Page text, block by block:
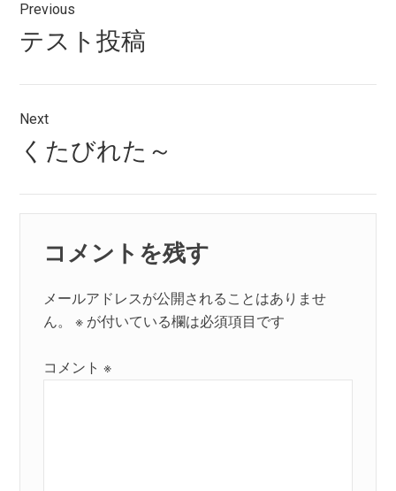
稿
ナ
ビ
ゲ
ー
シ
ョ
ン
Previous
Previous
post:
テスト投稿
Next
Next
post:
くたびれた～
コメントを残す
メールアドレスが公開されることはありませ
ん。
※ が付いている欄は必須項目です
コメント※